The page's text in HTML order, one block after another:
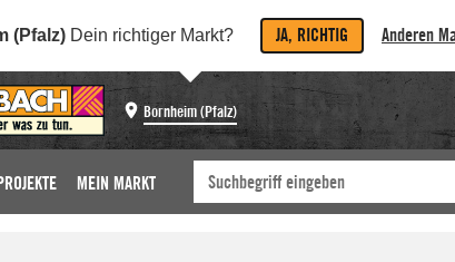
(Pfalz) Dein richtiger Markt? JA, RICHTIG Anderen
Bornheim (Pfalz)
MEIN MARKT